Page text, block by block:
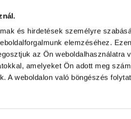
és hirdetések személyre
elemzéséhez.
az Ön weboldalhasználatra
amelyeket Ön adott meg
A weboldalon való böngészés
Egyesület
Kapcsolat